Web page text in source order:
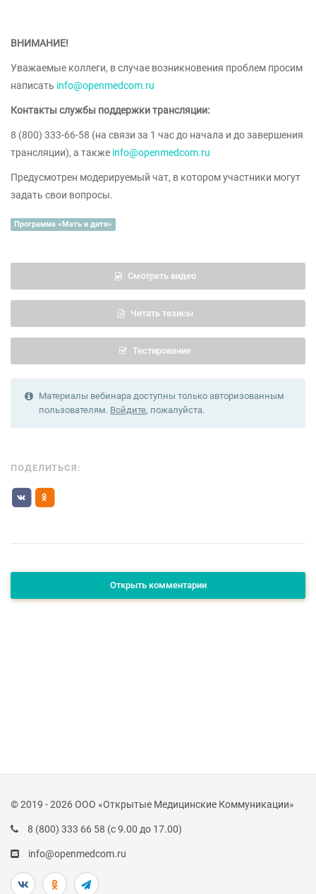
ВНИМАНИЕ!
Уважаемые коллеги, в случае возникновения проблем просим
написать info@openmedcom.ru
Контакты службы поддержки трансляции:
8 (800) 333-66-58 (на связи за 1 час до начала и до завершения
трансляции), а также info@openmedcom.ru
Предусмотрен модерируемый чат, в котором участники могут
задать свои вопросы.
Программа «Мать и дитя»
Смотреть видео
Читать тезисы
Тестирование
Материалы вебинара доступны только авторизованным
пользователям. Войдите, пожалуйста.
ПОДЕЛИТЬСЯ:
Открыть комментарии
© 2019 - 2026 ООО «Открытые Медицинские Коммуникации»
8 (800) 333 66 58 (с 9.00 до 17.00)
info@openmedcom.ru